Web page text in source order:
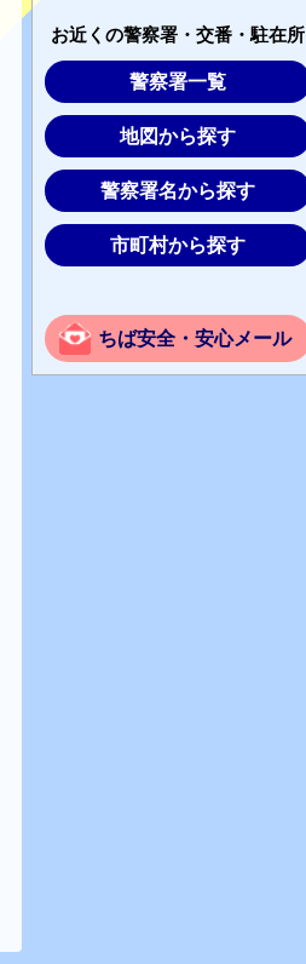
お近くの警察署・交番・駐在所
警察署一覧
地図から探す
警察署名から探す
市町村から探す
ちば安全・安心メール